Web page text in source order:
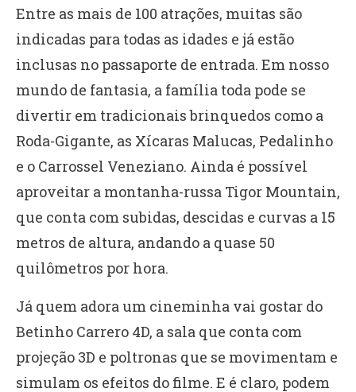
Entre as mais de 100 atrações, muitas são
indicadas para todas as idades e já estão
inclusas no passaporte de entrada. Em nosso
mundo de fantasia, a família toda pode se
divertir em tradicionais brinquedos como a
Roda-Gigante, as Xícaras Malucas, Pedalinho
e o Carrossel Veneziano. Ainda é possível
aproveitar a montanha-russa Tigor Mountain,
que conta com subidas, descidas e curvas a 15
metros de altura, andando a quase 50
quilômetros por hora.
Já quem adora um cineminha vai gostar do
Betinho Carrero 4D, a sala que conta com
projeção 3D e poltronas que se movimentam e
simulam os efeitos do filme. E é claro, podem